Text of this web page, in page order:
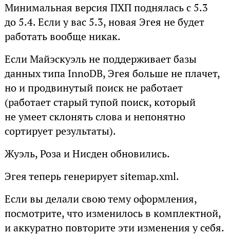
Минимальная версия ПХП поднялась с 5.3
до 5.4. Если у вас 5.3, новая Эгея не будет
работать вообще никак.
Если Майэскуэль не поддерживает базы
данных типа InnoDB, Эгея больше не плачет,
но и продвинутый поиск не работает
(работает старый тупой поиск, который
не умеет склонять слова и непонятно
сортирует результаты).
Жуэль, Роза и Нисден обновились.
Эгея теперь генерирует sitemap.xml.
Если вы делали свою тему оформления,
посмотрите, что изменилось в комплектной,
и аккуратно повторите эти изменения у себя.